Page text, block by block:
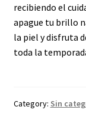
recibiendo el
apague tu brillo
la piel y disfruta
toda la
Category: Sin